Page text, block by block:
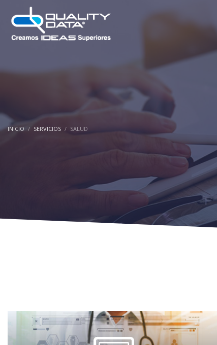
INICIO SERVICIOS SALUD